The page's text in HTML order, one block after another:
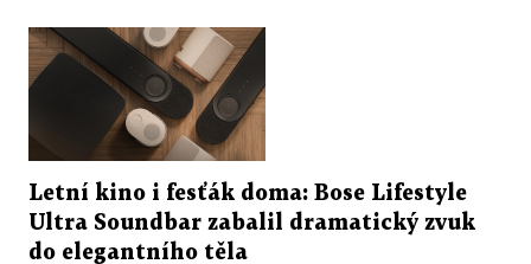
Letní kino i fesťák doma: Bose Lifestyle
Ultra Soundbar zabalil dramatický zvuk
do elegantního těla